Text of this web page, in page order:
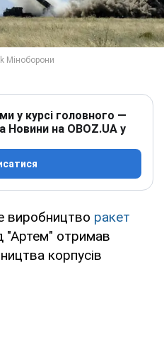
у курсі головного —
Новини на OBOZ.UA у
виробництво ракет
"Артем" отримав
корпусів